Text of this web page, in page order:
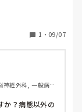
修を受けてい
反省会をして
し…と。）やっ
すめの研修は
1 ・ 09/07
神経外科, 一般病
か？病態以外の